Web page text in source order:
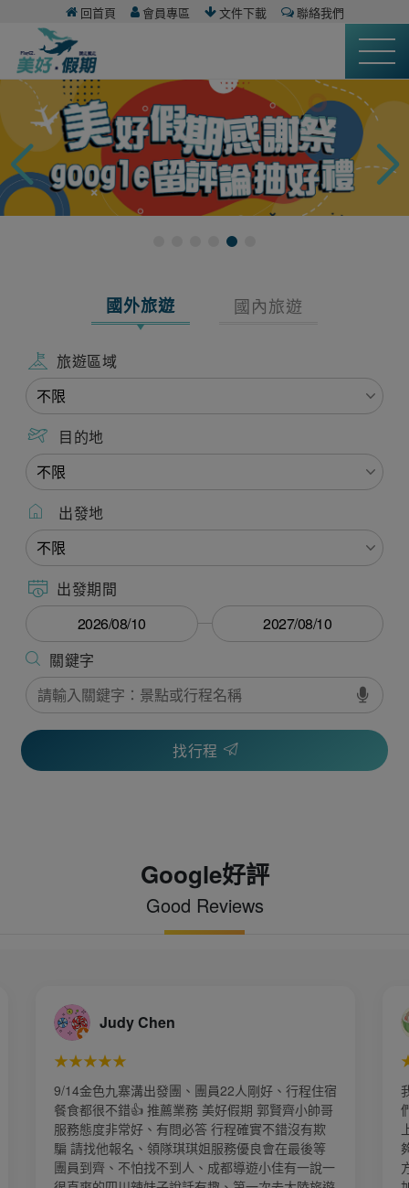
回首頁 會員專區 文件下載 聯絡我們
國外旅遊 國內旅遊
旅遊區域
目的地
出發地
出發期間
找行程
Google好評
Good Reviews
、行程住宿
賢齊小帥哥
錯沒有欺
在最後等
佳有一說一
我們參加4/8-4/13江南遊一團14人導遊荳荳姐
們照顧的很好，每到一個地方都會小心翼翼讓
上下車，吃飯的時候也是問我們有沒有吃飽菜
夠？還有到飯店的時候都會提醒我們有沒有什
方不好，真的是很貼心的一個小姐姐！下次還